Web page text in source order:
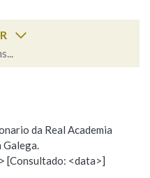
na palabra
da Real Academia
Galega.
[Consultado: <data>]